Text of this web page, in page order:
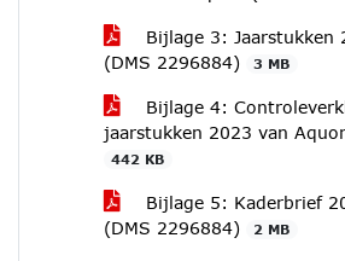
Bijlage 3: Jaarstukken
(DMS 2296884)
3 MB
Bijlage 4:
jaarstukken 2023 van
442 KB
Bijlage 5: Kaderbrief
(DMS 2296884)
2 MB